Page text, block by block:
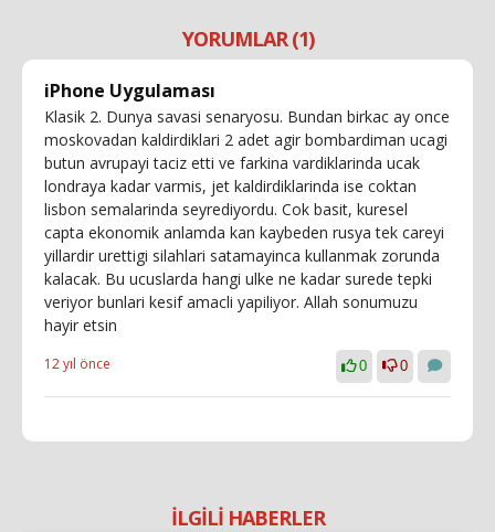
YORUMLAR (1)
iPhone Uygulaması
Klasik 2. Dunya savasi senaryosu. Bundan birkac ay once
moskovadan kaldirdiklari 2 adet agir bombardiman ucagi
butun avrupayi taciz etti ve farkina vardiklarinda ucak
londraya kadar varmis, jet kaldirdiklarinda ise coktan
lisbon semalarinda seyrediyordu. Cok basit, kuresel
capta ekonomik anlamda kan kaybeden rusya tek careyi
yillardir urettigi silahlari satamayinca kullanmak zorunda
kalacak. Bu ucuslarda hangi ulke ne kadar surede tepki
veriyor bunlari kesif amacli yapiliyor. Allah sonumuzu
hayir etsin
12 yıl önce 0 0
İLGİLİ HABERLER